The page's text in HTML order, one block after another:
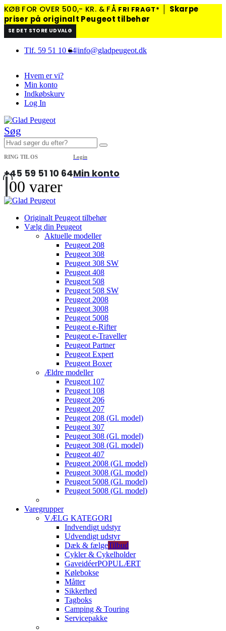
KØB FOR OVER 500,- KR. & FÅ FRI FRAGT*
Skarpe
priser på originalt Peugeot tilbehør
SE DET STORE UDVALG
Tlf. 59 51 10 64|info@gladpeugeot.dk
Hvem er vi?
Min konto
Indkøbskurv
Log In
Søg
RING TIL OS
+45 59 51 10 64
Login
Min konto
00 varer
Originalt Peugeot tilbehør
Vælg din Peugeot
Aktuelle modeller
Peugeot 208
Peugeot 308
Peugeot 308 SW
Peugeot 408
Peugeot 508
Peugeot 508 SW
Peugeot 2008
Peugeot 3008
Peugeot 5008
Peugeot e-Rifter
Peugeot e-Traveller
Peugeot Partner
Peugeot Expert
Peugeot Boxer
Ældre modeller
Peugeot 107
Peugeot 108
Peugeot 206
Peugeot 207
Peugeot 208 (Gl. model)
Peugeot 307
Peugeot 308 (Gl. model)
Peugeot 308 (Gl. model)
Peugeot 407
Peugeot 2008 (Gl. model)
Peugeot 3008 (Gl. model)
Peugeot 5008 (Gl. model)
Peugeot 5008 (Gl. model)
Varegrupper
VÆLG KATEGORI
Indvendigt udstyr
Udvendigt udstyr
Dæk & fælgeTilbud
Cykler & Cykelholder
GaveidéerPOPULÆRT
Kølebokse
Måtter
Sikkerhed
Tagboks
Camping & Touring
Servicepakke